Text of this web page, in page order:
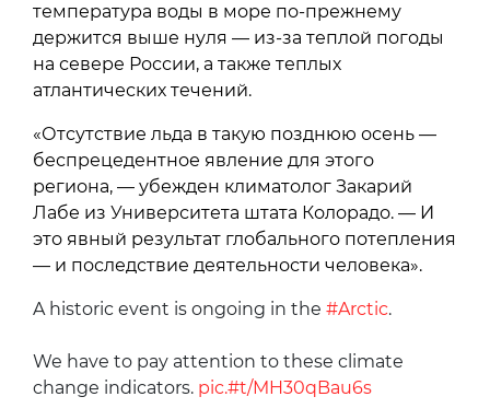
температура воды в море по-прежнему
держится выше нуля — из-за теплой погоды
на севере России, а также теплых
атлантических течений.
«Отсутствие льда в такую позднюю осень —
беспрецедентное явление для этого
региона, — убежден климатолог Закарий
Лабе из Университета штата Колорадо. — И
это явный результат глобального потепления
— и последствие деятельности человека».
A historic event is ongoing in the #Arctic.
We have to pay attention to these climate
change indicators. pic.#t/MH30qBau6s